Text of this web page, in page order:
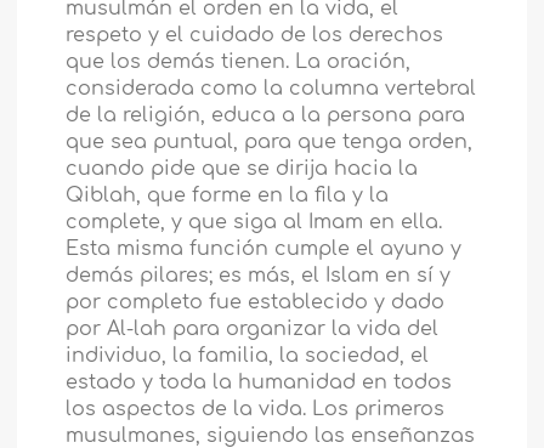
musulmán el orden en la vida, el
respeto y el cuidado de los derechos
que los demás tienen. La oración,
considerada como la columna vertebral
de la religión, educa a la persona para
que sea puntual, para que tenga orden,
cuando pide que se dirija hacia la
Qiblah, que forme en la fila y la
complete, y que siga al Imam en ella.
Esta misma función cumple el ayuno y
demás pilares; es más, el Islam en sí y
por completo fue establecido y dado
por Al-lah para organizar la vida del
individuo, la familia, la sociedad, el
estado y toda la humanidad en todos
los aspectos de la vida. Los primeros
musulmanes, siguiendo las enseñanzas